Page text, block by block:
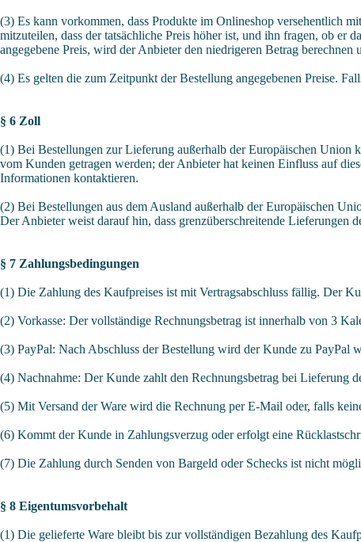
(3) Es kann vorkommen, dass Produkte im Onlineshop versehentlich
mitzuteilen, dass der tatsächliche Preis höher ist, und ihn fragen, ob er
angegebene Preis, wird der Anbieter den niedrigeren Betrag berechnen
(4) Es gelten die zum Zeitpunkt der Bestellung angegebenen Preise.
§ 6 Zoll
(1) Bei Bestellungen zur Lieferung außerhalb der Europäischen Union
vom Kunden getragen werden; der Anbieter hat keinen Einfluss auf
Informationen kontaktieren.
(2) Bei Bestellungen aus dem Ausland außerhalb der Europäischen
Der Anbieter weist darauf hin, dass grenzüberschreitende
§ 7 Zahlungsbedingungen
(1) Die Zahlung des Kaufpreises ist mit Vertragsabschluss fällig. Der
(2) Vorkasse: Der vollständige Rechnungsbetrag ist innerhalb von 3
(3) PayPal: Nach Abschluss der Bestellung wird der Kunde zu PayPal
(4) Nachnahme: Der Kunde zahlt den Rechnungsbetrag bei Lieferung
(5) Mit Versand der Ware wird die Rechnung per E-Mail oder, falls
(6) Kommt der Kunde in Zahlungsverzug oder erfolgt eine
(7) Die Zahlung durch Senden von Bargeld oder Schecks ist nicht
§ 8 Eigentumsvorbehalt
(1) Die gelieferte Ware bleibt bis zur vollständigen Bezahlung des